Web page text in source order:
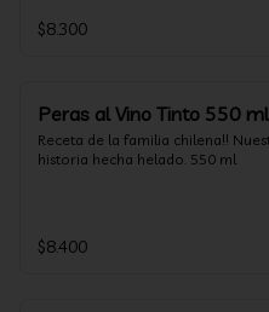
$8.300
Peras al Vino Tinto 550 ml
Receta de la familia chilena!!
historia hecha helado. 550 ml
$8.400